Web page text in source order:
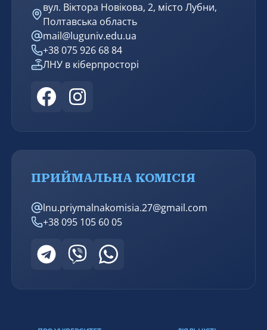
вул. Віктора Новікова, 2, місто Лубни,
Полтавська область
mail@luguniv.edu.ua
+38 075 926 68 84
ЛНУ в кіберпросторі
ПРИЙМАЛЬНА КОМІСІЯ
lnu.priymalnakomisia.27@gmail.com
+38 095 105 60 05